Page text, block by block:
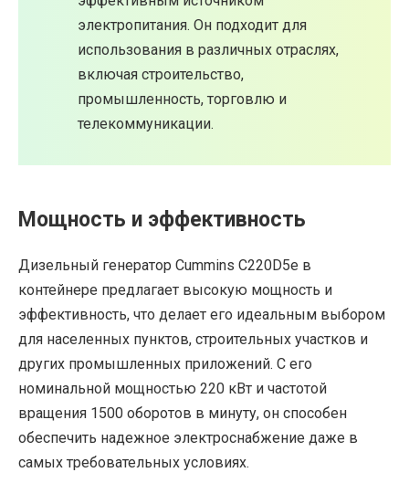
электропитания. Он подходит для
использования в различных отраслях,
включая строительство,
промышленность, торговлю и
телекоммуникации.
Мощность и эффективность
Дизельный генератор Cummins C220D5e в
контейнере предлагает высокую мощность и
эффективность, что делает его идеальным выбором
для населенных пунктов, строительных участков и
других промышленных приложений. С его
номинальной мощностью 220 кВт и частотой
вращения 1500 оборотов в минуту, он способен
обеспечить надежное электроснабжение даже в
самых требовательных условиях.